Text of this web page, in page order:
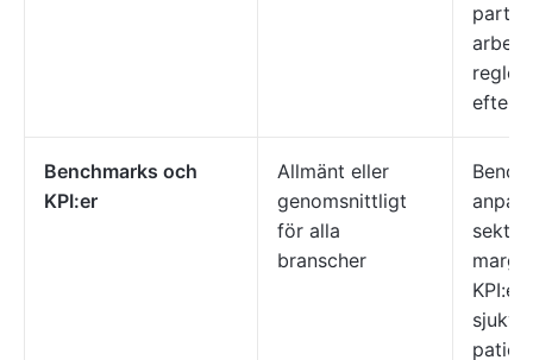
Benchmarks och
KPI:er
Allmänt eller
genomsnittligt
för alla
branscher